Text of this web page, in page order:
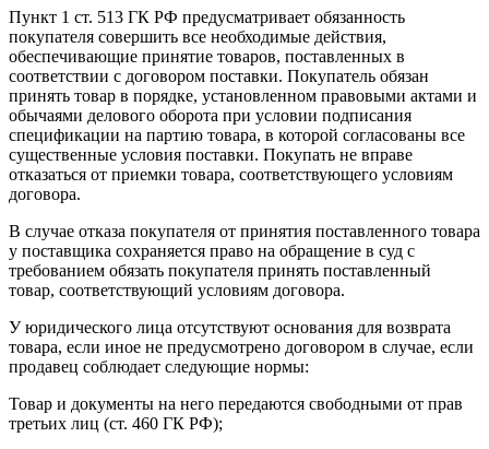
Пункт 1 ст. 513 ГК РФ предусматривает обязанность
покупателя совершить все необходимые действия,
обеспечивающие принятие товаров, поставленных в
соответствии с договором поставки. Покупатель обязан
принять товар в порядке, установленном правовыми актами и
обычаями делового оборота при условии подписания
спецификации на партию товара, в которой согласованы все
существенные условия поставки. Покупать не вправе
отказаться от приемки товара, соответствующего условиям
договора.
В случае отказа покупателя от принятия поставленного товара
у поставщика сохраняется право на обращение в суд с
требованием обязать покупателя принять поставленный
товар, соответствующий условиям договора.
У юридического лица отсутствуют основания для возврата
товара, если иное не предусмотрено договором в случае, если
продавец соблюдает следующие нормы:
Товар и документы на него передаются свободными от прав
третьих лиц (ст. 460 ГК РФ);